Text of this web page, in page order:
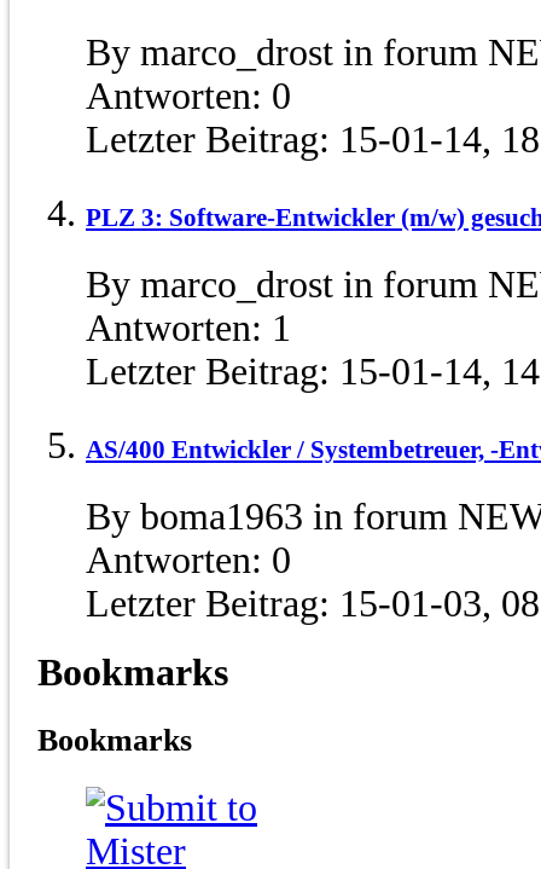
By marco_drost in forum
Antworten: 0
Letzter Beitrag: 15-01-14,
PLZ 3: Software-Entwickler (m/w)
By marco_drost in forum
Antworten: 1
Letzter Beitrag: 15-01-14,
AS/400 Entwickler / Systembetreuer, -
By boma1963 in forum
Antworten: 0
Letzter Beitrag: 15-01-03,
Bookmarks
Bookmarks